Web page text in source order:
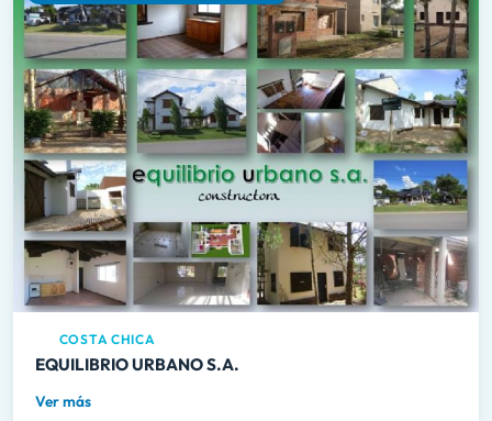
COSTA CHICA
EQUILIBRIO URBANO S.A.
Ver más